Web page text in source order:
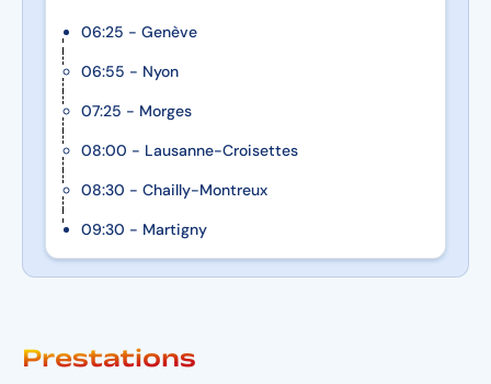
06:25 - Genève
06:55 - Nyon
07:25 - Morges
08:00 - Lausanne-Croisettes
08:30 - Chailly-Montreux
09:30 - Martigny
Prestations